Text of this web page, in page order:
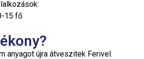
15 fő
anyagot újra átveszitek Ferivel.